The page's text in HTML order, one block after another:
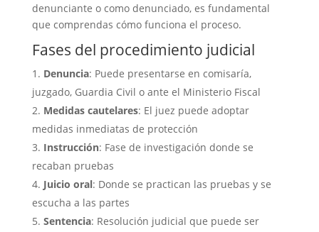
denunciante o como denunciado, es fundamental
que comprendas cómo funciona el proceso.
Fases del procedimiento judicial
Denuncia: Puede presentarse en comisaría,
juzgado, Guardia Civil o ante el Ministerio Fiscal
Medidas cautelares: El juez puede adoptar
medidas inmediatas de protección
Instrucción: Fase de investigación donde se
recaban pruebas
Juicio oral: Donde se practican las pruebas y se
escucha a las partes
Sentencia: Resolución judicial que puede ser